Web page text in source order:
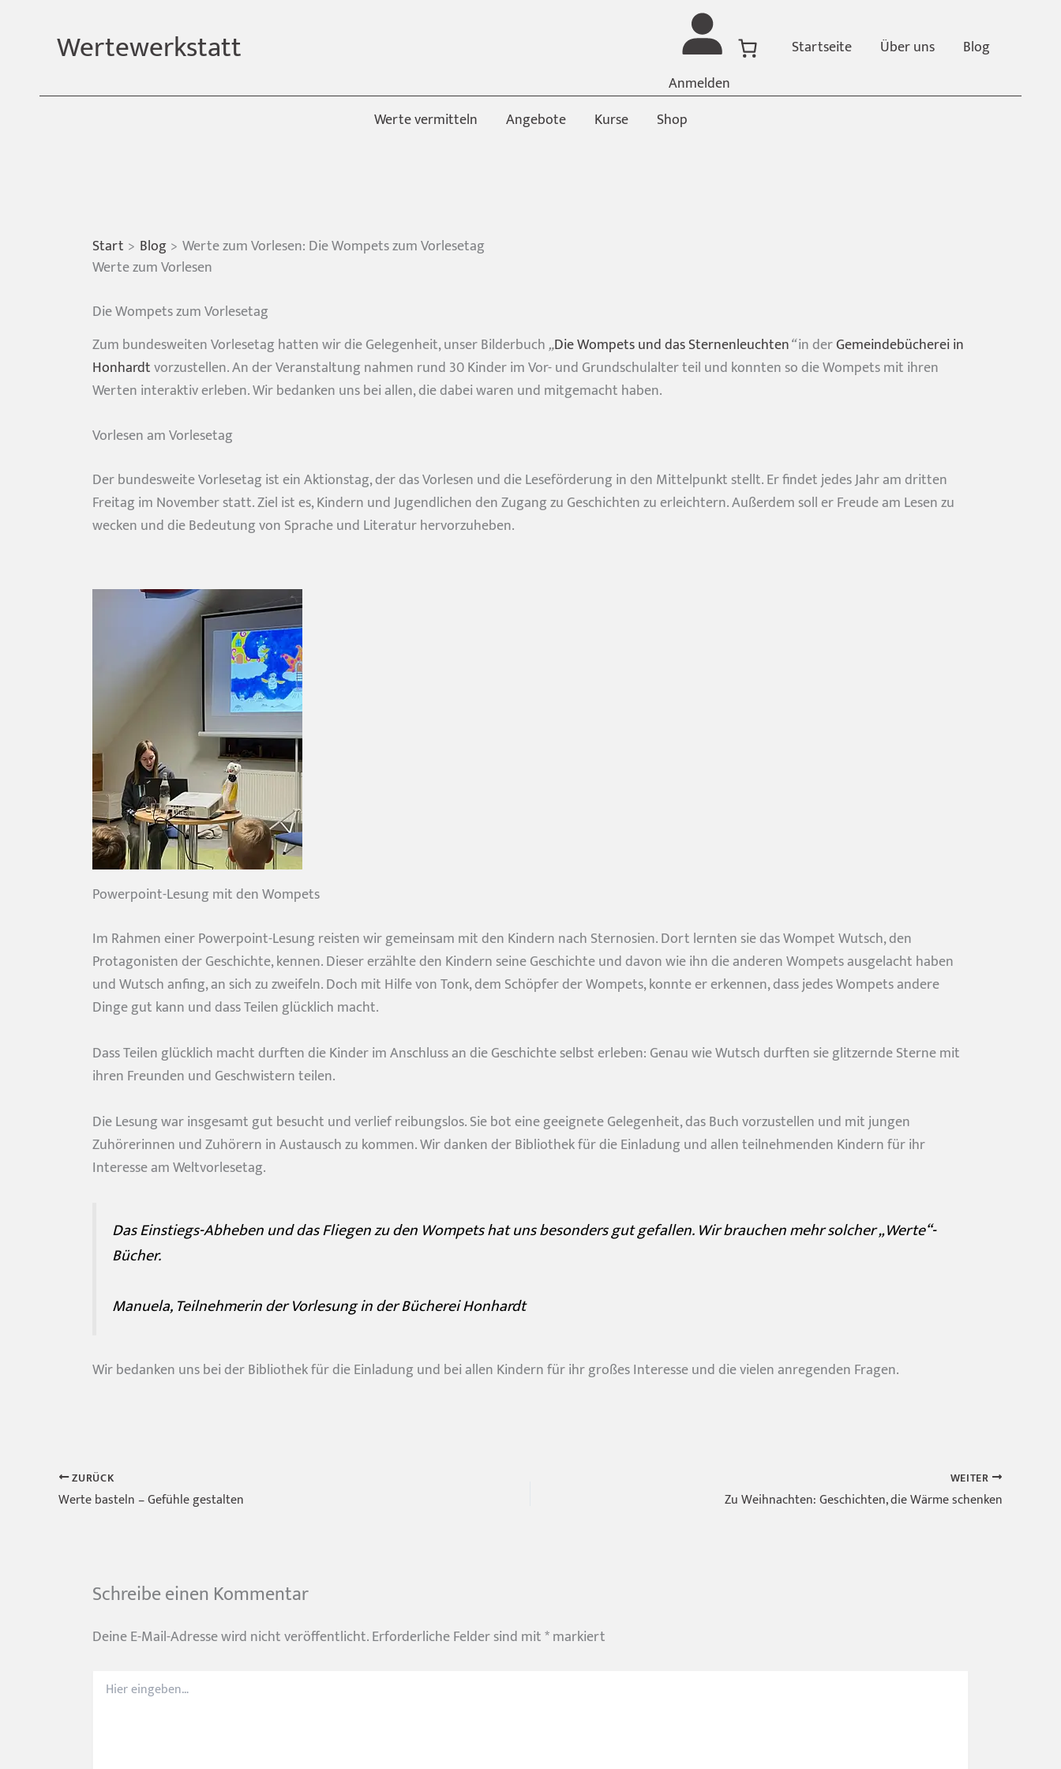
Wertewerkstatt
Anmelden
Startseite Über uns Blog
Werte vermitteln Angebote Kurse Shop
Start Blog
Werte zum Vorlesen: Die Wompets zum Vorlesetag
Werte zum Vorlesen
Die Wompets zum Vorlesetag
Zum bundesweiten Vorlesetag hatten wir die Gelegenheit, unser Bilderbuch„Die Wompets und das Sternenleuchten“in derGemeindebücherei in
Honhardtvorzustellen. An der Veranstaltung nahmen rund 30 Kinder im Vor- und Grundschulalter teil und konnten so die Wompets mit ihren
Werten interaktiv erleben. Wir bedanken uns bei allen, die dabei waren und mitgemacht haben.
Vorlesen am Vorlesetag
Der bundesweite Vorlesetag ist ein Aktionstag, der das Vorlesen und die Leseförderung in den Mittelpunkt stellt. Er findet jedes Jahr am dritten
Freitag im November statt. Ziel ist es, Kindern und Jugendlichen den Zugang zu Geschichten zu erleichtern. Außerdem soll er Freude am Lesen zu
wecken und die Bedeutung von Sprache und Literatur hervorzuheben.
Powerpoint-Lesung mit den Wompets
Im Rahmen einer Powerpoint-Lesung reisten wir gemeinsam mit den Kindern nach Sternosien. Dort lernten sie das Wompet Wutsch, den
Protagonisten der Geschichte, kennen. Dieser erzählte den Kindern seine Geschichte und davon wie ihn die anderen Wompets ausgelacht haben
und Wutsch anfing, an sich zu zweifeln. Doch mit Hilfe von Tonk, dem Schöpfer der Wompets, konnte er erkennen, dass jedes Wompets andere
Dinge gut kann und dass Teilen glücklich macht.
Dass Teilen glücklich macht durften die Kinder im Anschluss an die Geschichte selbst erleben: Genau wie Wutsch durften sie glitzernde Sterne mit
ihren Freunden und Geschwistern teilen.
Die Lesung war insgesamt gut besucht und verlief reibungslos. Sie bot eine geeignete Gelegenheit, das Buch vorzustellen und mit jungen
Zuhörerinnen und Zuhörern in Austausch zu kommen. Wir danken der Bibliothek für die Einladung und allen teilnehmenden Kindern für ihr
Interesse am Weltvorlesetag.
Das Einstiegs-Abheben und das Fliegen zu den Wompets hat uns besonders gut gefallen. Wir brauchen mehr solcher „Werte“-
Bücher.
Manuela, Teilnehmerin der Vorlesung in der Bücherei Honhardt
Wir bedanken uns bei der Bibliothek für die Einladung und bei allen Kindern für ihr großes Interesse und die vielen anregenden Fragen.
Dann bleibe mit uns in Verbindung!
ZURÜCK
Werte basteln – Gefühle gestalten
WEITER
Zu Weihnachten: Geschichten, die Wärme schenken
Schreibe einen Kommentar
Deine E-Mail-Adresse wird nicht veröffentlicht.Erforderliche Felder sind mit*markiert
eingeben…